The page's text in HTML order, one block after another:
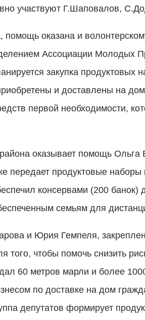
участвуют Г.Шаповалов,
помощь оказана и
Ассоциации Молодых
закупка продуктовых
и доставлены на
первой необходимости,
оказывает помощь Ольга
передает продуктовые
консервами (200
семьям для
и Юрия Гемпеля,
чтобы помочь снизить
60 метров марли и более
по доставке на дом
депутатов формирует